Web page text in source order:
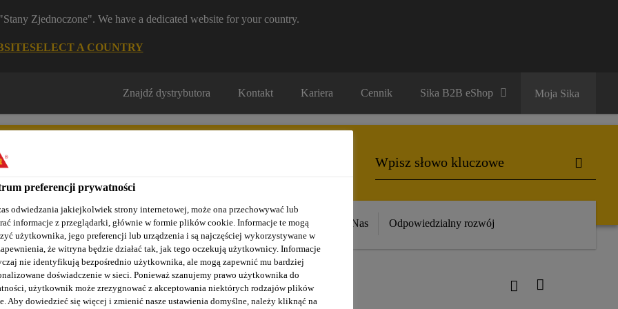
Zjednoczone". We have a dedicated website for your country.
SELECT A COUNTRY
Znajdź dystrybutora Kontakt Kariera Cennik Sika B2B eShop Moja Sika
Nasze realizacje Baza wiedzy / Dokumentacja Szkolenia Sika O Nas Odpowiedzialny rozwój
Sika Boom®-420 Fire
preferencji prywatności
odwiedzania jakiejkolwiek strony internetowej, może ona przechowywać lub
informacje z przeglądarki, głównie w formie plików cookie. Informacje te mogą
użytkownika, jego preferencji lub urządzenia i są najczęściej wykorzystywane w
że witryna będzie działać tak, jak tego oczekują użytkownicy. Informacje
nie identyfikują bezpośrednio użytkownika, ale mogą zapewnić mu bardziej
doświadczenie w sieci. Ponieważ szanujemy prawo użytkownika do
użytkownik może zrezygnować z akceptowania niektórych rodzajów plików
Aby dowiedzieć się więcej i zmienić nasze ustawienia domyślne, należy kliknąć na